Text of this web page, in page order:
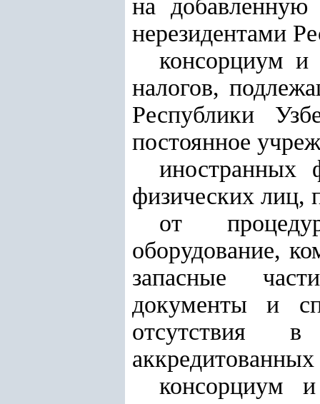
на
нерезидентами
консорциум и
налогов,
Республики
постоянное
иностранных
физических лиц,
от
оборудование,
запасные
документы и
отсутствия в
консорциум